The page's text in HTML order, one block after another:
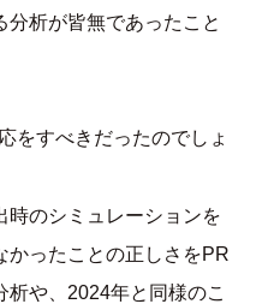
分析が皆無であったこと
をすべきだったのでしょ
のシミュレーションを
かったことの正しさをPR
や、2024年と同様のこ